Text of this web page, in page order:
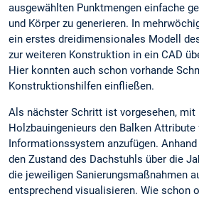
ausgewählten Punktmengen einfache
und Körper zu generieren. In
ein erstes dreidimensionales Modell
zur weiteren Konstruktion in ein CAD
Hier konnten auch schon vorhande
Konstruktionshilfen einfließen.
Als nächster Schritt ist vorgesehen, mit
Holzbauingenieurs den Balken Attribute
Informationssystem anzufügen.
den Zustand des Dachstuhls über die
die jeweiligen Sanierungsmaßnahmen
entsprechend visualisieren. Wie schon